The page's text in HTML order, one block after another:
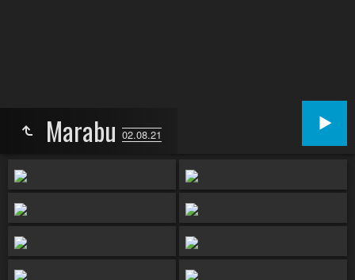
Marabu 02.08.21